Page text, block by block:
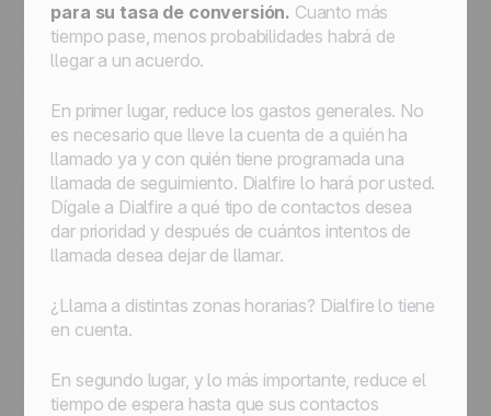
para su tasa de conversión. Cuanto más
tiempo pase, menos probabilidades habrá de
llegar a un acuerdo.
En primer lugar, reduce los gastos generales. No
es necesario que lleve la cuenta de a quién ha
llamado ya y con quién tiene programada una
llamada de seguimiento. Dialfire lo hará por usted.
Dígale a Dialfire a qué tipo de contactos desea
dar prioridad y después de cuántos intentos de
llamada desea dejar de llamar.
¿Llama a distintas zonas horarias? Dialfire lo tiene
en cuenta.
En segundo lugar, y lo más importante, reduce el
tiempo de espera hasta que sus contactos